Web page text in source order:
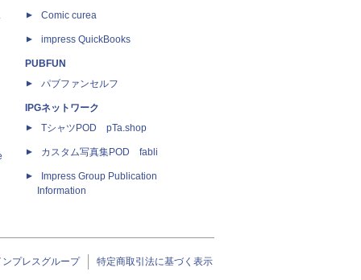
Comic curea
impress QuickBooks
PUBFUN
パブファンセルフ
IPGネットワーク
TシャツPOD pTa.shop
カスタム写真集POD fabli
Impress Group Publication
Information
ンプレスグループ 特定商取引法に基づく表示